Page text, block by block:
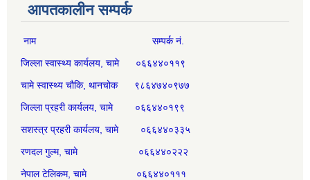
आपतकालीन सम्पर्क
नाम सम्पर्क नं.
जिल्ला स्वास्थ्य कार्यलय, चामे ०६६४४०११९
चामे स्वास्थ्य चौकि, थानचोक ९८६४७४०९७७
जिल्ला प्रहरी कार्यलय, चामे ०६६४४०१९९
सशस्त्र प्रहरी कार्यलय, चामे ०६६४४०३३५
रणदल गुल्म, चामे ०६६४४०२२२
नेपाल टेलिकम, चामे ०६६४४०१११